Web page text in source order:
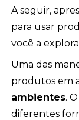
A seguir,
para usar
você a
Uma das
produtos em
ambientes.
diferentes